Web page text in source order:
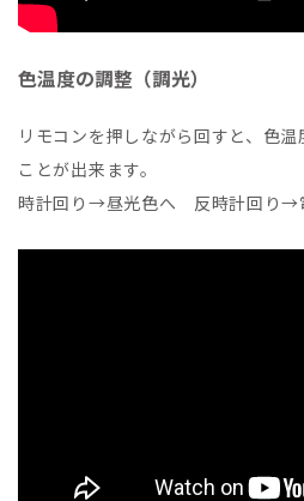
色温度の調整（調光）
リモコンを押しながら回すと、色
ことが出来ます。
時計回り→昼光色へ 反時計回り